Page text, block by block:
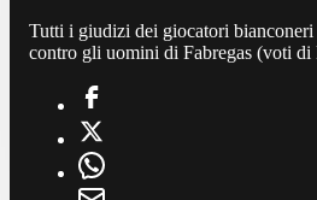
Tutti i giudizi dei giocatori bianconeri
contro gli uomini di Fabregas (voti di